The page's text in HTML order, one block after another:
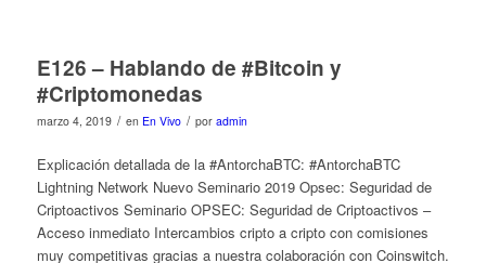
E126 – Hablando de #Bitcoin y
#Criptomonedas
marzo 4, 2019 / en En Vivo / por admin
Explicación detallada de la #AntorchaBTC: #AntorchaBTC
Lightning Network Nuevo Seminario 2019 Opsec: Seguridad de
Criptoactivos Seminario OPSEC: Seguridad de Criptoactivos –
Acceso inmediato Intercambios cripto a cripto con comisiones
muy competitivas gracias a nuestra colaboración con Coinswitch.